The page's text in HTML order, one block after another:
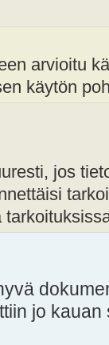
arvioitu
käytön
jos
jo